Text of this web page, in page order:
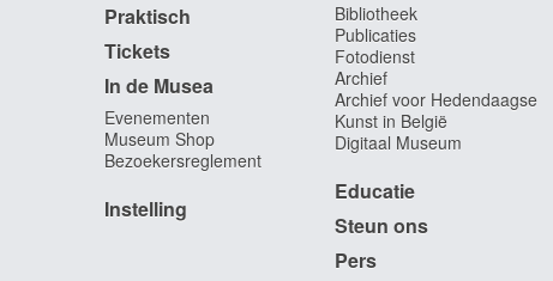
Praktisch
Tickets
In de Musea
Evenementen
Museum Shop
Bezoekersreglement
Instelling
Bibliotheek
Publicaties
Fotodienst
Archief
Archief voor Hedendaagse
Kunst in België
Digitaal Museum
Educatie
Steun ons
Pers